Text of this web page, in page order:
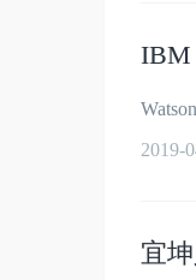
IBM
2019-
宜